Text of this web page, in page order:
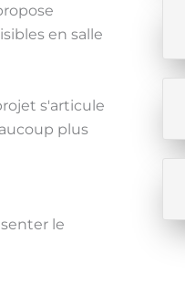
en salle
s'articule
plus
le